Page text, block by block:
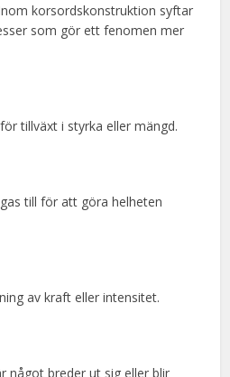
korsordskonstruktion syftar
som gör ett fenomen mer
tillväxt i styrka eller mängd.
till för att göra helheten
av kraft eller intensitet.
något breder ut sig eller blir